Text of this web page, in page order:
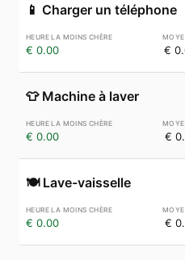
📱 Charger un téléphone
€ 0.00 €
👕 Machine à laver
€ 0.00 €
🍽️ Lave-vaisselle
€ 0.00 €